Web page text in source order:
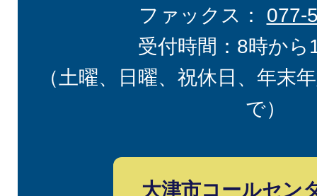
ファックス： 077-
受付時間：8時から
（土曜、日曜、祝休日、年末
で）
大津市コールセン